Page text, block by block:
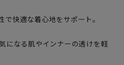
快適な着心地をサポート。
になる肌やインナーの透けを軽